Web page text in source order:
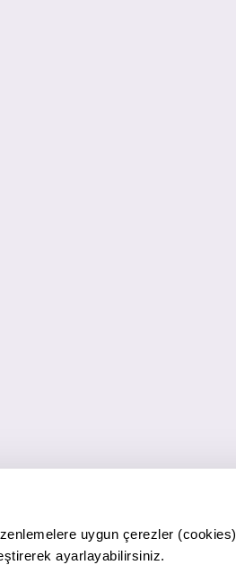
uygun çerezler (cookies)
ayarlayabilirsiniz.